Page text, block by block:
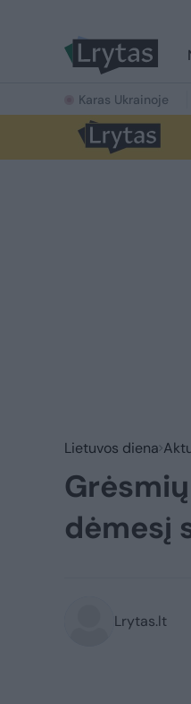
Karas Ukrainoje
Lietuvos diena
dėmesį
Lrytas.lt